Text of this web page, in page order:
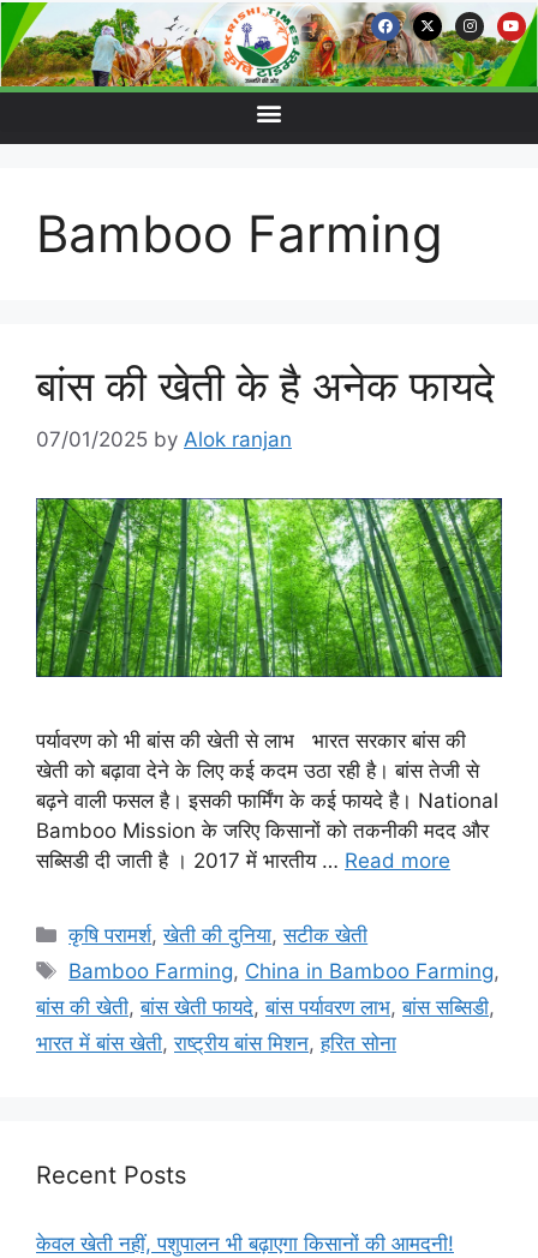
Bamboo Farming
बांस की खेती के है अनेक फायदे
07/01/2025 by Alok ranjan
पर्यावरण को भी बांस की खेती से लाभ भारत सरकार बांस की
खेती को बढ़ावा देने के लिए कई कदम उठा रही है। बांस तेजी से
बढ़ने वाली फसल है। इसकी फार्मिंग के कई फायदे है। National
Bamboo Mission के जरिए किसानों को तकनीकी मदद और
सब्सिडी दी जाती है । 2017 में भारतीय … Read more
कृषि परामर्श,खेती की दुनिया,सटीक खेती
Bamboo Farming, China in Bamboo Farming,
बांस की खेती,बांस खेती फायदे,बांस पर्यावरण लाभ,बांस सब्सिडी,
भारत में बांस खेती,राष्ट्रीय बांस मिशन,हरित सोना
Recent Posts
केवल खेती नहीं, पशुपालन भी बढ़ाएगा किसानों की आमदनी!